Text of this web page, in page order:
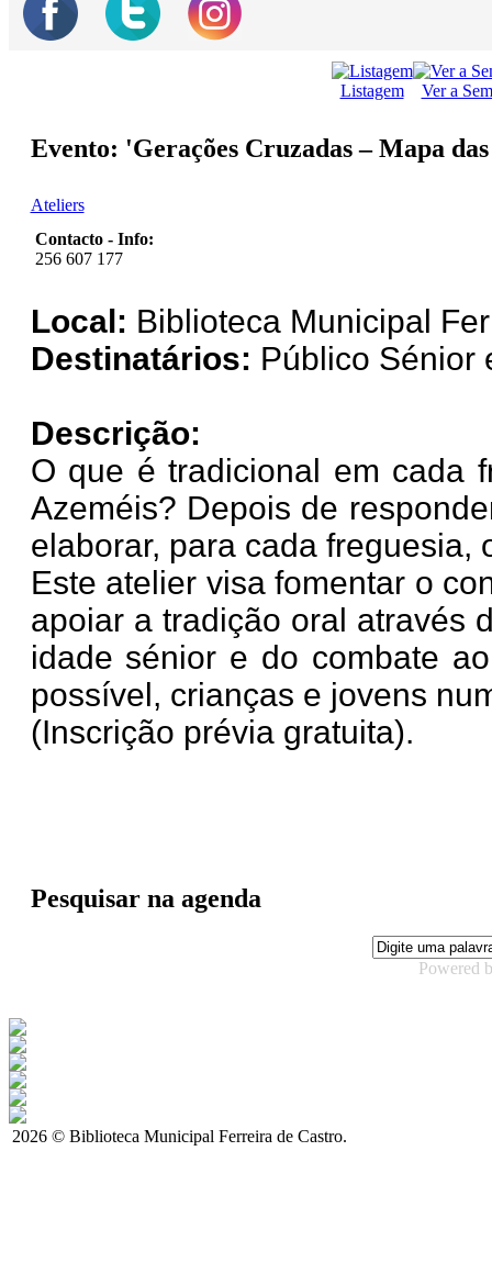
Listagem Ver a
Evento: 'Gerações Cruzadas – Mapa
Ateliers
Contacto - Info:
256 607 177
Local: Biblioteca Municipal
Destinatários: Público Sénior
Descrição:
O que é tradicional em cada
Azeméis? Depois de
elaborar, para cada
Este atelier visa fomentar o
apoiar a tradição oral através
idade sénior e do combate
possível, crianças e jovens
(Inscrição prévia gratuita).
Pesquisar na agenda
Powered
2026 © Biblioteca Municipal Ferreira de Castro.